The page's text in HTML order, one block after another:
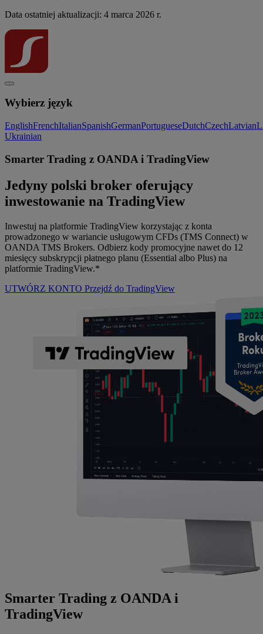
Data ostatniej aktualizacji: 4 marca 2026 r.
Wybierz język
EnglishFrenchItalianSpanishGermanPortugueseDutchCzechLatvian
Ukrainian
Smarter Trading z OANDA i TradingView
Jedyny polski broker oferujący
inwestowanie na TradingView
Inwestuj na platformie TradingView korzystając z konta
prowadzonego w wariancie usługowym CFDs (TMS Connect) w
OANDA TMS Brokers. Odbierz kody promocyjne nawet do 12
miesięcy subskrypcji płatnego planu (Essential albo Plus) na
platformie TradingView.*
UTWÓRZ KONTO Przejdź do TradingView
Smarter Trading z OANDA i
TradingView